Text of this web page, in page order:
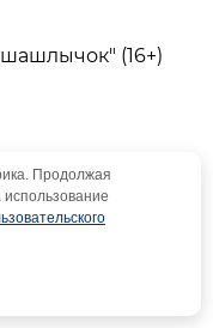
(16+)
Продолжая
использование